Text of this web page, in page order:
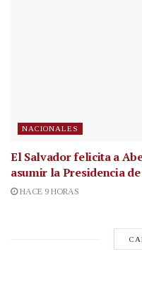
NACIONALES
El Salvador felicita a
asumir la Presidencia
HACE 9 HORAS